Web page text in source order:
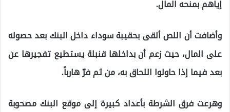
إياهم بمنحه المال.
وأضافت أن اللص ألقى بحقيبة سوداء داخل البنك بعد حصوله
على المال، حيث زعم أن بداخلها قنبلة يستطيع تفجيرها عن
بعد فيما إذا حاولوا اللحاق به، من ثم فرّ هارباً.
وهرعت فرق الشرطة بأعداد كبيرة إلى موقع البنك مصحوبة